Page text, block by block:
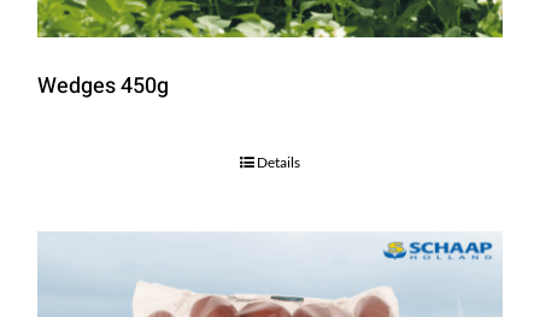
Wedges 450g
Details